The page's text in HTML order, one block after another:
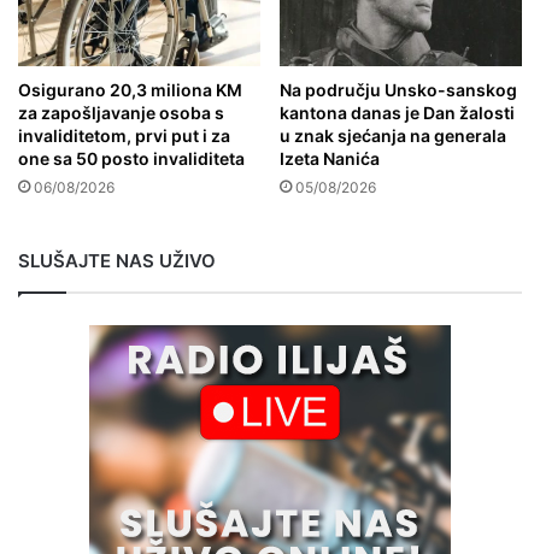
Osigurano 20,3 miliona KM
za zapošljavanje osoba s
invaliditetom, prvi put i za
one sa 50 posto invaliditeta
06/08/2026
Na području Unsko-sanskog
kantona danas je Dan žalosti
u znak sjećanja na generala
Izeta Nanića
05/08/2026
SLUŠAJTE NAS UŽIVO